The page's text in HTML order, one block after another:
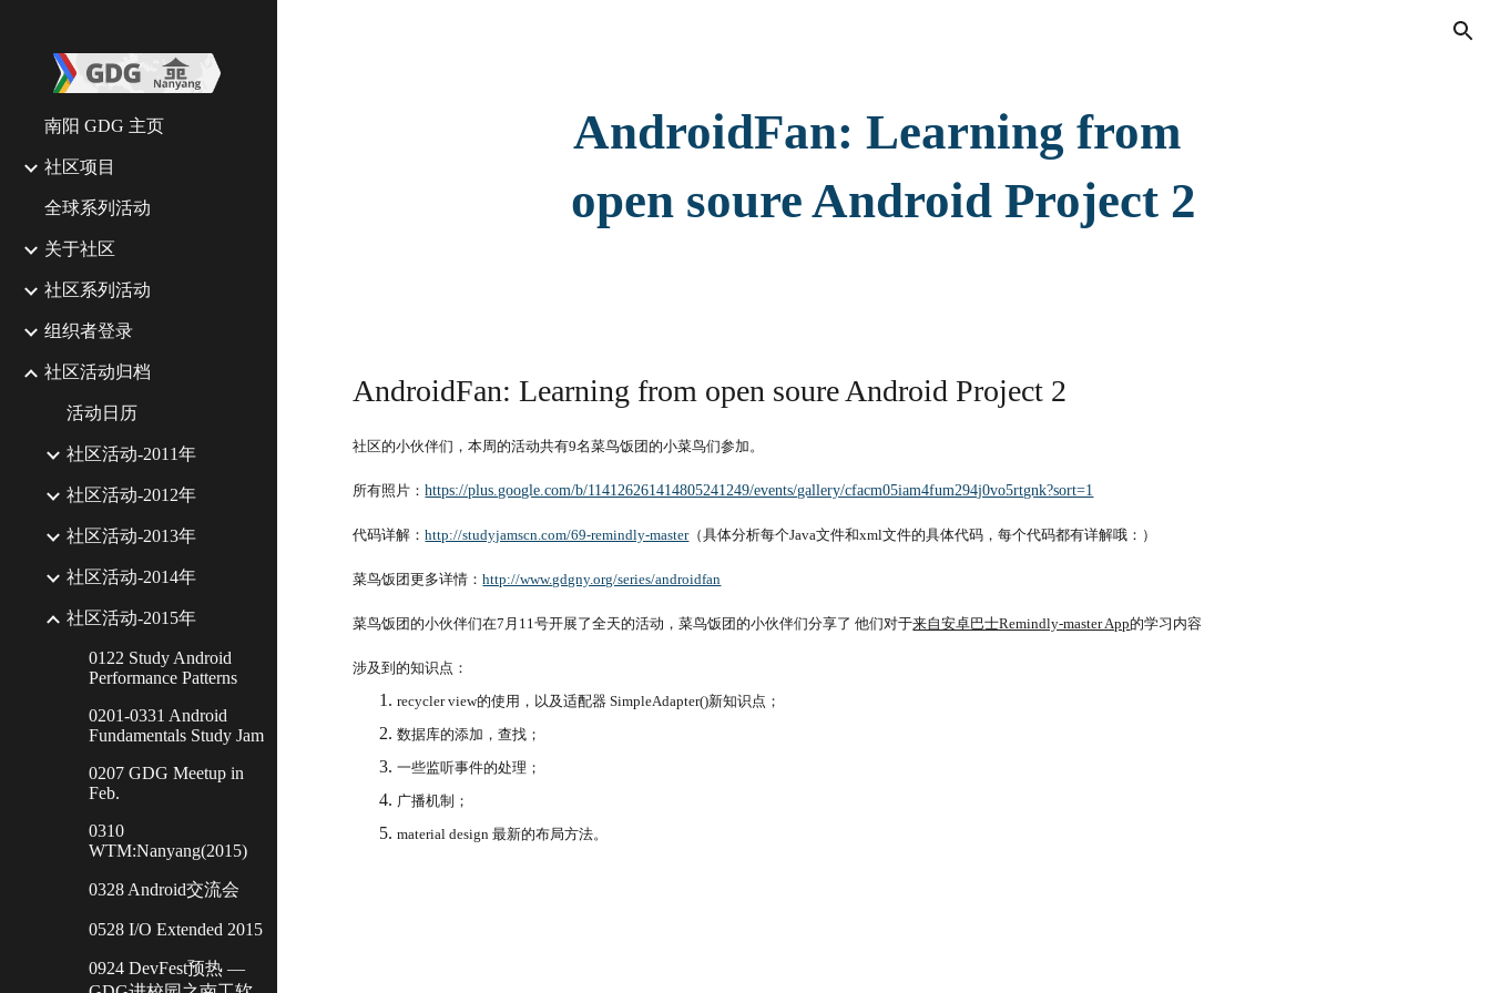
南阳 GDG 主页
社区项目
全球系列活动
关于社区
社区系列活动
组织者登录
社区活动归档
活动日历
社区活动-2011年
社区活动-2012年
社区活动-2013年
社区活动-2014年
社区活动-2015年
0122 Study Android
Performance Patterns
0201-0331 Android
Fundamentals Study Jam
0207 GDG Meetup in
Feb.
0310
WTM:Nanyang(2015)
0328 Android交流会
0528 I/O Extended 2015
0924 DevFest预热 —
AndroidFan: Learning from
open soure Android Project 2
AndroidFan: Learning from open soure Android Project 2
社区的小伙伴们，本周的活动共有9名菜鸟饭团的小菜鸟们参加。
所有照片：https://plus.google.com/b/114126261414805241249/events/gallery/cfacm05iam4fum294j0vo5rtgnk?sort=1
代码详解：http://studyjamscn.com/69-remindly-master（具体分析每个Java文件和xml文件的具体代码，每个代码都有详解哦：）
菜鸟饭团更多详情：http://www.gdgny.org/series/androidfan
菜鸟饭团的小伙伴们在7月11号开展了全天的活动，菜鸟饭团的小伙伴们分享了 他们对于来自安卓巴士Remindly-master App的学习内容
涉及到的知识点：
recycler view的使用，以及适配器 SimpleAdapter()新知识点；
数据库的添加，查找；
一些监听事件的处理；
广播机制；
material design 最新的布局方法。